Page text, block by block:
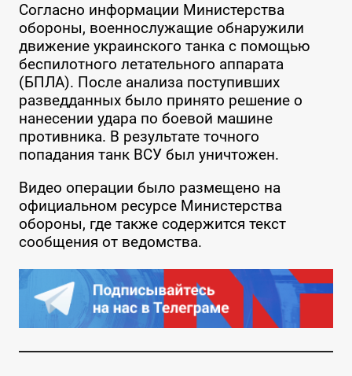
Согласно информации Министерства
обороны, военнослужащие обнаружили
движение украинского танка с помощью
беспилотного летательного аппарата
(БПЛА). После анализа поступивших
разведданных было принято решение о
нанесении удара по боевой машине
противника. В результате точного
попадания танк ВСУ был уничтожен.
Видео операции было размещено на
официальном ресурсе Министерства
обороны, где также содержится текст
сообщения от ведомства.